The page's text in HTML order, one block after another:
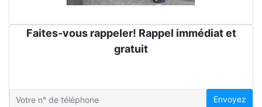
Faites-vous rappeler! Rappel immédiat et
gratuit
Envoyez